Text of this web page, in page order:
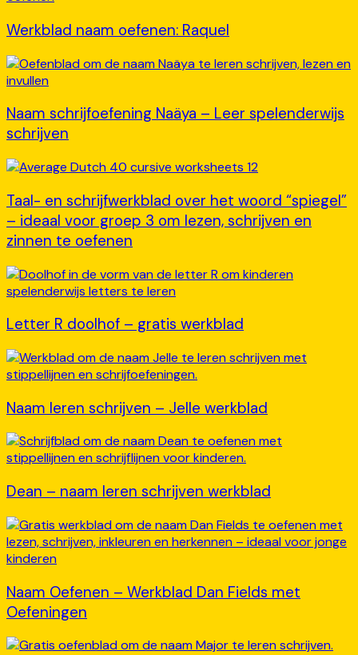
Werkblad naam oefenen: Raquel
Naam schrijfoefening Naäya – Leer spelenderwijs
schrijven
Taal- en schrijfwerkblad over het woord “spiegel”
– ideaal voor groep 3 om lezen, schrijven en
zinnen te oefenen
Letter R doolhof – gratis werkblad
Naam leren schrijven – Jelle werkblad
Dean – naam leren schrijven werkblad
Naam Oefenen – Werkblad Dan Fields met
Oefeningen